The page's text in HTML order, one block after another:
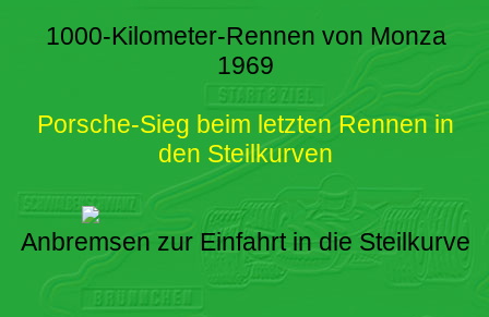
1000-Kilometer-Rennen von Monza
1969
Porsche-Sieg beim letzten Rennen in
den Steilkurven
Anbremsen zur Einfahrt in die Steilkurve